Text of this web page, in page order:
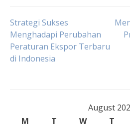
Post
navigation
Strategi Sukses
Menghadapi Perubahan
Peraturan Ekspor Terbaru
di Indonesia
August
M
T W T